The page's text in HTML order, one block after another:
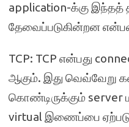
application-க்கு
தேவைப்படுகின்றன
TCP: TCP என்பது
ஆகும். இது வெவ்வேறு
கொண்டிருக்கும் server
virtual இணைப்பை